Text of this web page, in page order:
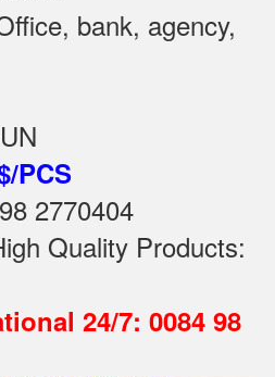
bank, agency,
PCS
2770404
Quality Products:
24/7: 0084 98